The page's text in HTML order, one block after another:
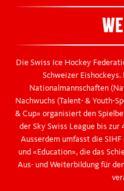
Die Swiss Ice Hockey
Schweizer
Nationalmannschaften
Nachwuchs (Talent- & Youth-
& Cup» organisiert den
der Sky Swiss League bis
Ausserdem umfasst die
und «Education», die das
Aus- und Weiterbildung für